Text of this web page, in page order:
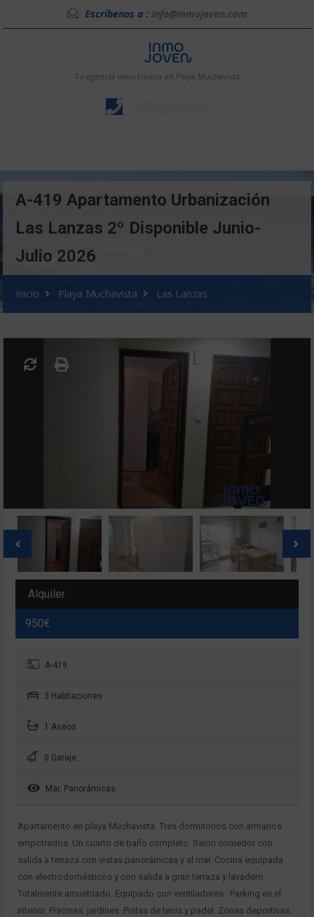
Escríbenos a : info@inmojoven.com
Tu agencia inmobiliaria en Playa Muchavista
A-419 Apartamento Urbanización
Las Lanzas 2º Disponible Junio-
Julio 2026
Inicio Playa Muchavista Las Lanzas
Alquiler
950€
A-419
3 Habitaciones
1 Aseos
0 Garaje
Mar, Panorámicas
Apartamento en playa Muchavista. Tres dormitorios con armarios
empotrados. Un cuarto de baño completo. Salón comedor con
salida a terraza con vistas panorámicas y al mar. Cocina equipada
con electrodomésticos y con salida a gran terraza y lavadero.
Totalmente amueblado. Equipado con ventiladores . Parking en el
interior. Piscinas, jardines. Pistas de tenis y padel. Zonas deportivas.